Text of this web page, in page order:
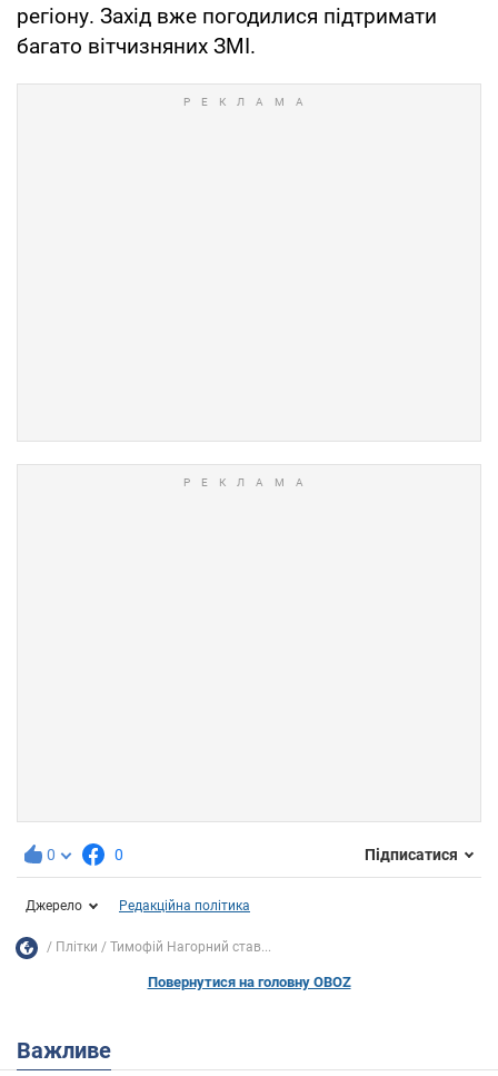
регіону. Захід вже погодилися підтримати
багато вітчизняних ЗМІ.
0 0 Підписатися
Джерело Редакційна політика
Плітки Тимофій Нагорний став...
Повернутися на головну OBOZ
Важливе